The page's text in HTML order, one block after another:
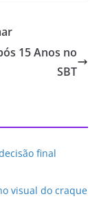
15 Anos no
SBT
final
visual do craque